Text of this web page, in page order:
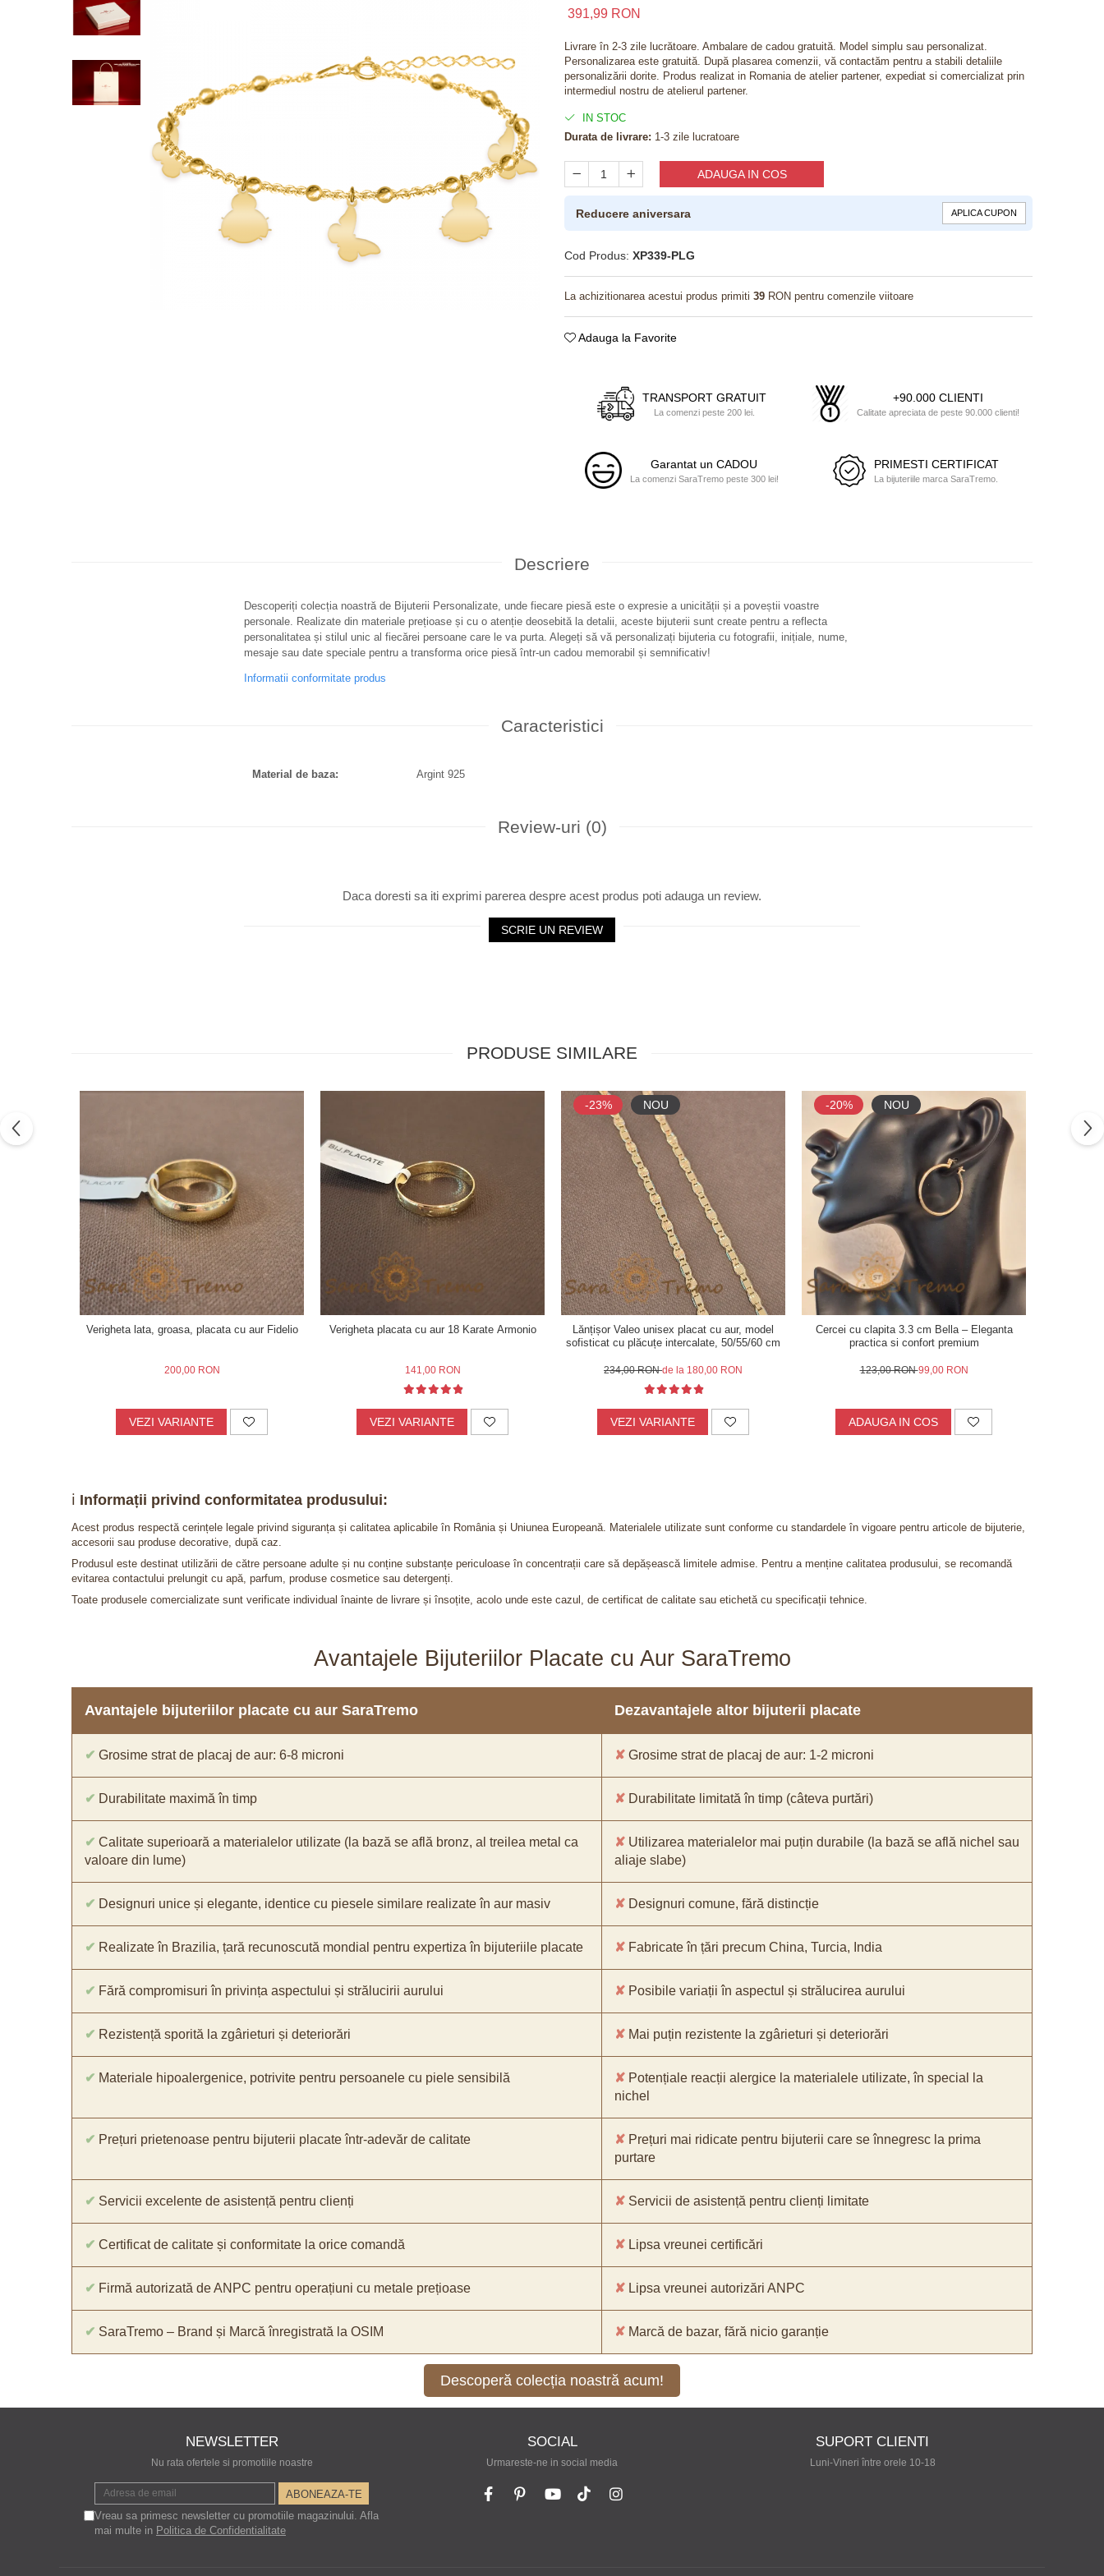
Bijuterii din argint placate cu aur 24K
391,99 RON
Livrare în 2-3 zile lucrătoare. Ambalare de cadou gratuită. Model simplu sau personalizat.
Personalizarea este gratuită. După plasarea comenzii, vă contactăm pentru a stabili detaliile
personalizării dorite. Produs realizat in Romania de atelier partener, expediat si comercializat prin
intermediul nostru de atelierul partener.
IN STOC
Durata de livrare: 1-3 zile lucratoare
ADAUGA IN COS
Reducere aniversara APLICA CUPON
Cod Produs: XP339-PLG
La achizitionarea acestui produs primiti 39 RON pentru comenzile viitoare
Adauga la Favorite
TRANSPORT GRATUIT
La comenzi peste 200 lei.
+90.000 CLIENTI
Calitate apreciata de peste 90.000 clienti!
Garantat un CADOU
La comenzi SaraTremo peste 300 lei!
PRIMESTI CERTIFICAT
La bijuteriile marca SaraTremo.
Descriere
Descoperiți colecția noastră de Bijuterii Personalizate, unde fiecare piesă este o expresie a unicității și a poveștii voastre
personale. Realizate din materiale prețioase și cu o atenție deosebită la detalii, aceste bijuterii sunt create pentru a reflecta
personalitatea și stilul unic al fiecărei persoane care le va purta. Alegeți să vă personalizați bijuteria cu fotografii, inițiale, nume,
mesaje sau date speciale pentru a transforma orice piesă într-un cadou memorabil și semnificativ!
Informatii conformitate produs
Caracteristici
Material de baza: Argint 925
Review-uri (0)
Daca doresti sa iti exprimi parerea despre acest produs poti adauga un review.
SCRIE UN REVIEW
PRODUSE SIMILARE
Verigheta lata, groasa, placata cu aur Fidelio
200,00 RON
VEZI VARIANTE
Verigheta placata cu aur 18 Karate Armonio
141,00 RON
VEZI VARIANTE
-23% NOU
Lănțișor Valeo unisex placat cu aur, model
sofisticat cu plăcuțe intercalate, 50/55/60 cm
234,00 RONde la 180,00 RON
VEZI VARIANTE
-20% NOU
Cercei cu clapita 3.3 cm Bella – Eleganta
practica si confort premium
123,00 RON99,00 RON
ADAUGA IN COS
ℹ️ Informații privind conformitatea produsului:
Acest produs respectă cerințele legale privind siguranța și calitatea aplicabile în România și Uniunea Europeană. Materialele utilizate sunt conforme cu standardele în vigoare pentru articole de bijuterie,
accesorii sau produse decorative, după caz.
Produsul este destinat utilizării de către persoane adulte și nu conține substanțe periculoase în concentrații care să depășească limitele admise. Pentru a menține calitatea produsului, se recomandă
evitarea contactului prelungit cu apă, parfum, produse cosmetice sau detergenți.
Toate produsele comercializate sunt verificate individual înainte de livrare și însoțite, acolo unde este cazul, de certificat de calitate sau etichetă cu specificații tehnice.
Avantajele Bijuteriilor Placate cu Aur SaraTremo
Avantajele bijuteriilor placate cu aur SaraTremo Dezavantajele altor bijuterii placate
✔ Grosime strat de placaj de aur: 6-8 microni ✘ Grosime strat de placaj de aur: 1-2 microni
✔ Durabilitate maximă în timp ✘ Durabilitate limitată în timp (câteva purtări)
✔ Calitate superioară a materialelor utilizate (la bază se află bronz, al treilea metal ca
valoare din lume)
✘ Utilizarea materialelor mai puțin durabile (la bază se află nichel sau
aliaje slabe)
✔ Designuri unice și elegante, identice cu piesele similare realizate în aur masiv ✘ Designuri comune, fără distincție
✔ Realizate în Brazilia, țară recunoscută mondial pentru expertiza în bijuteriile placate ✘ Fabricate în țări precum China, Turcia, India
✔ Fără compromisuri în privința aspectului și strălucirii aurului ✘ Posibile variații în aspectul și strălucirea aurului
✔ Rezistență sporită la zgârieturi și deteriorări ✘ Mai puțin rezistente la zgârieturi și deteriorări
✔ Materiale hipoalergenice, potrivite pentru persoanele cu piele sensibilă ✘ Potențiale reacții alergice la materialele utilizate, în special la
nichel
✔ Prețuri prietenoase pentru bijuterii placate într-adevăr de calitate ✘ Prețuri mai ridicate pentru bijuterii care se înnegresc la prima
purtare
✔ Servicii excelente de asistență pentru clienți ✘ Servicii de asistență pentru clienți limitate
✔ Certificat de calitate și conformitate la orice comandă ✘ Lipsa vreunei certificări
✔ Firmă autorizată de ANPC pentru operațiuni cu metale prețioase ✘ Lipsa vreunei autorizări ANPC
✔ SaraTremo – Brand și Marcă înregistrată la OSIM ✘ Marcă de bazar, fără nicio garanție
Descoperă colecția noastră acum!
NEWSLETTER
Nu rata ofertele si promotiile noastre
Vreau sa primesc newsletter cu promotiile magazinului. Afla
mai multe in Politica de Confidentialitate
SOCIAL
Urmareste-ne in social media
SUPORT CLIENTI
Luni-Vineri între orele 10-18